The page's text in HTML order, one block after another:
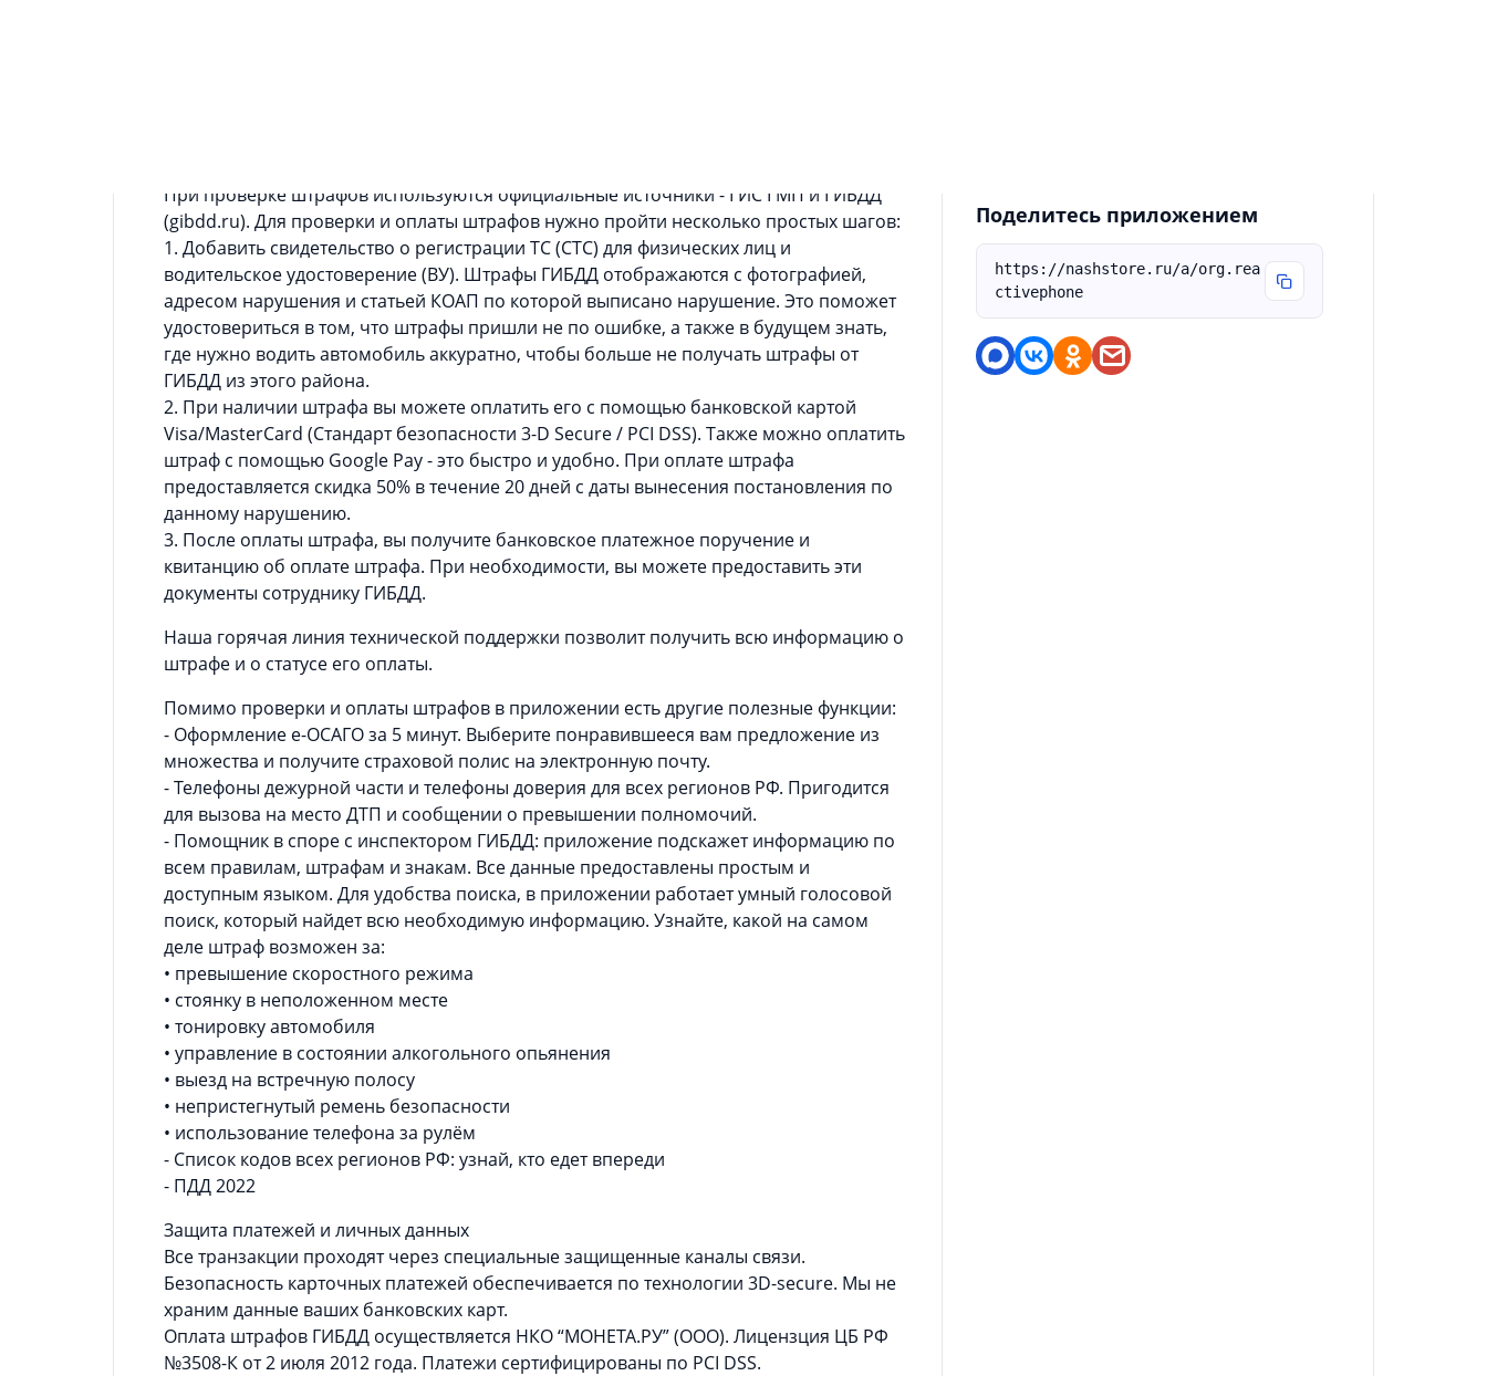
При проверке штрафов используются официальные источники - ГИС ГМП и ГИБДД
(gibdd.ru). Для проверки и оплаты штрафов нужно пройти несколько простых шагов:
1. Добавить свидетельство о регистрации ТС (СТС) для физических лиц и
водительское удостоверение (ВУ). Штрафы ГИБДД отображаются с фотографией,
адресом нарушения и статьей КОАП по которой выписано нарушение. Это поможет
удостовериться в том, что штрафы пришли не по ошибке, а также в будущем знать,
где нужно водить автомобиль аккуратно, чтобы больше не получать штрафы от
ГИБДД из этого района.
2. При наличии штрафа вы можете оплатить его с помощью банковской картой
Visa/MasterCard (Стандарт безопасности 3-D Secure / PCI DSS). Также можно оплатить
штраф с помощью Google Pay - это быстро и удобно. При оплате штрафа
предоставляется скидка 50% в течение 20 дней с даты вынесения постановления по
данному нарушению.
3. После оплаты штрафа, вы получите банковское платежное поручение и
квитанцию об оплате штрафа. При необходимости, вы можете предоставить эти
документы сотруднику ГИБДД.
Наша горячая линия технической поддержки позволит получить всю информацию о
штрафе и о статусе его оплаты.
Помимо проверки и оплаты штрафов в приложении есть другие полезные функции:
- Оформление е-ОСАГО за 5 минут. Выберите понравившееся вам предложение из
множества и получите страховой полис на электронную почту.
- Телефоны дежурной части и телефоны доверия для всех регионов РФ. Пригодится
для вызова на место ДТП и сообщении о превышении полномочий.
- Помощник в споре с инспектором ГИБДД: приложение подскажет информацию по
всем правилам, штрафам и знакам. Все данные предоставлены простым и
доступным языком. Для удобства поиска, в приложении работает умный голосовой
поиск, который найдет всю необходимую информацию. Узнайте, какой на самом
деле штраф возможен за:
• превышение скоростного режима
• стоянку в неположенном месте
• тонировку автомобиля
• управление в состоянии алкогольного опьянения
• выезд на встречную полосу
• непристегнутый ремень безопасности
• использование телефона за рулём
- Список кодов всех регионов РФ: узнай, кто едет впереди
- ПДД 2022
Защита платежей и личных данных
Все транзакции проходят через специальные защищенные каналы связи.
Безопасность карточных платежей обеспечивается по технологии 3D-secure. Мы не
храним данные ваших банковских карт.
Оплата штрафов ГИБДД осуществляется НКО “МОНЕТА.РУ” (ООО). Лицензция ЦБ РФ
№3508-К от 2 июля 2012 года. Платежи сертифицированы по PCI DSS.
Поделитесь приложением
https://nashstore.ru/a/org.rea
ctivephone